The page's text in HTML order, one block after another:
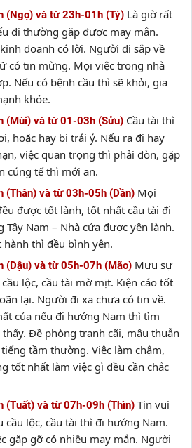
(Ngọ) và từ 23h-01h (Tý) Là giờ rất
đi thường gặp được may mắn.
doanh có lời. Người đi sắp về
có tin mừng. Mọi việc trong nhà
Nếu có bệnh cầu thì sẽ khỏi, gia
khỏe.
(Mùi) và từ 01-03h (Sửu) Cầu tài thì
hoặc hay bị trái ý. Nếu ra đi hay
việc quan trọng thì phải đòn, gặp
cúng tế thì mới an.
(Thân) và từ 03h-05h (Dần) Mọi
được tốt lành, tốt nhất cầu tài đi
Tây Nam – Nhà cửa được yên lành.
hành thì đều bình yên.
(Dậu) và từ 05h-07h (Mão) Mưu sự
lộc, cầu tài mờ mịt. Kiện cáo tốt
lại. Người đi xa chưa có tin về.
của nếu đi hướng Nam thì tìm
Đề phòng tranh cãi, mâu thuẫn
tầm thường. Việc làm chậm,
tốt nhất làm việc gì đều cần chắc
(Tuất) và từ 07h-09h (Thìn) Tin vui
cầu lộc, cầu tài thì đi hướng Nam.
gặp gỡ có nhiều may mắn. Người